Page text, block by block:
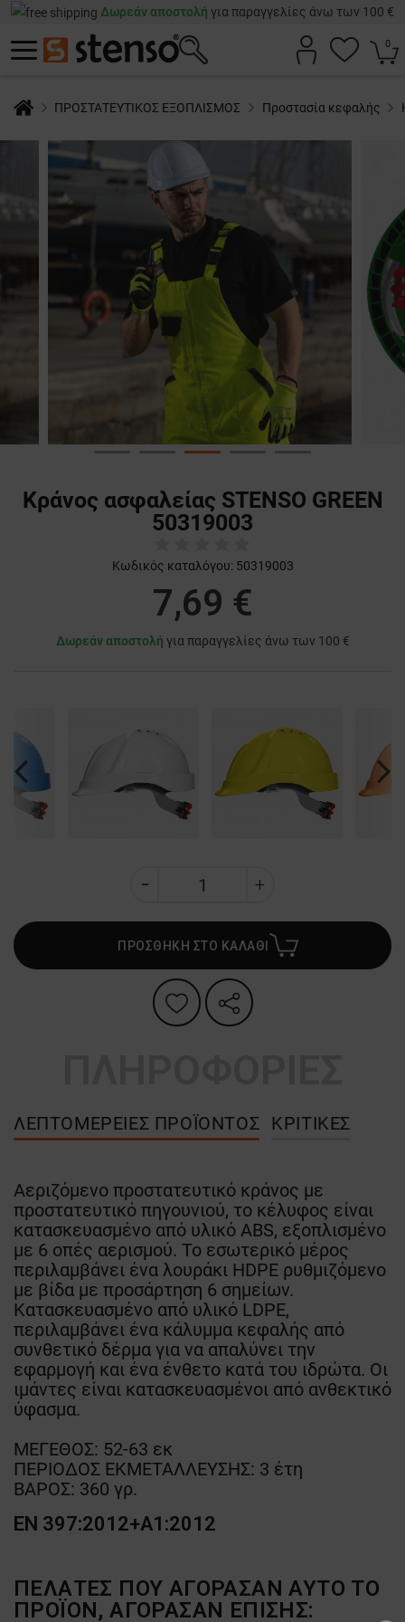
Δωρεάν αποστολή για παραγγελίες άνω των 100 €
0
ΠΡΟΣΤΑΤΕΥΤΙΚΟΣ ΕΞΟΠΛΙΣΜΟΣ Προστασία κεφαλής
Κράνος ασφαλείας STENSO GREEN
50319003
Κωδικός καταλόγου: 50319003
7,69 €
Δωρεάν αποστολή για παραγγελίες άνω των 100 €
Previous
ΠΡΟΣΘΗΚΗ ΣΤΟ ΚΑΛΑΘΙ
ΛΕΠΤΟΜΈΡΕΙΕΣ ΠΡΟΪΌΝΤΟΣ ΚΡΙΤΙΚΈΣ
Αεριζόμενο προστατευτικό κράνος με
προστατευτικό πηγουνιού, το κέλυφος είναι
κατασκευασμένο από υλικό ABS, εξοπλισμένο
με 6 οπές αερισμού. Το εσωτερικό μέρος
περιλαμβάνει ένα λουράκι HDPE ρυθμιζόμενο
με βίδα με προσάρτηση 6 σημείων.
Κατασκευασμένο από υλικό LDPE,
περιλαμβάνει ένα κάλυμμα κεφαλής από
συνθετικό δέρμα για να απαλύνει την
εφαρμογή και ένα ένθετο κατά του ιδρώτα. Οι
ιμάντες είναι κατασκευασμένοι από ανθεκτικό
ύφασμα.
ΜΕΓΕΘΟΣ: 52-63 εκ
ΠΕΡΙΟΔΟΣ ΕΚΜΕΤΑΛΛΕΥΣΗΣ: 3 έτη
ΒΑΡΟΣ: 360 γρ.
EN 397:2012+A1:2012
ΠΕΛΆΤΕΣ ΠΟΥ ΑΓΌΡΑΣΑΝ ΑΥΤΌ ΤΟ
ΠΡΟΪΌΝ, ΑΓΌΡΑΣΑΝ ΕΠΊΣΗΣ: